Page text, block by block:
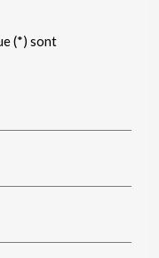
(*) sont